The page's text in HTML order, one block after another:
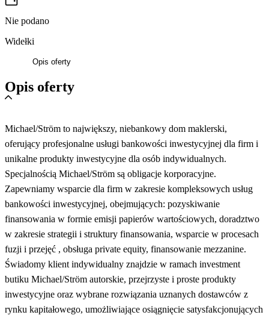
Nie podano
Widełki
Opis oferty
Opis oferty
Michael/Ström to największy, niebankowy dom maklerski,
oferujący profesjonalne usługi bankowości inwestycyjnej dla firm i
unikalne produkty inwestycyjne dla osób indywidualnych.
Specjalnością Michael/Ström są obligacje korporacyjne.
Zapewniamy wsparcie dla firm w zakresie kompleksowych usług
bankowości inwestycyjnej, obejmujących: pozyskiwanie
finansowania w formie emisji papierów wartościowych, doradztwo
w zakresie strategii i struktury finansowania, wsparcie w procesach
fuzji i przejęć , obsługa private equity, finansowanie mezzanine.
Świadomy klient indywidualny znajdzie w ramach investment
butiku Michael/Ström autorskie, przejrzyste i proste produkty
inwestycyjne oraz wybrane rozwiązania uznanych dostawców z
rynku kapitałowego, umożliwiające osiągnięcie satysfakcjonujących